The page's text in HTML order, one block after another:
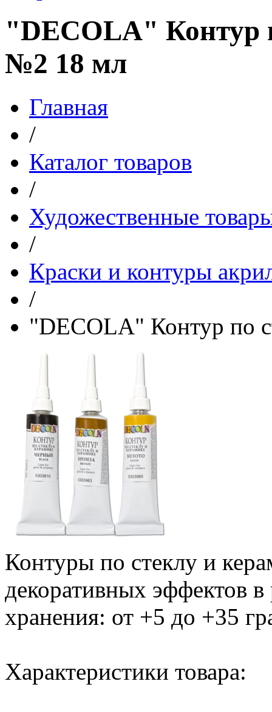
"DECOLA" Контур
№2 18 мл
Главная
/
Каталог товаров
/
Художественные
/
Краски и контуры
/
"DECOLA" Контур по
Контуры по стеклу и
декоративных эффектов
хранения: от +5 до +35
Характеристики товара: